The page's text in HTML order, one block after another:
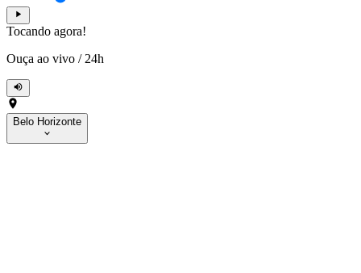
Tocando agora!
Ouça ao vivo / 24h
Belo Horizonte